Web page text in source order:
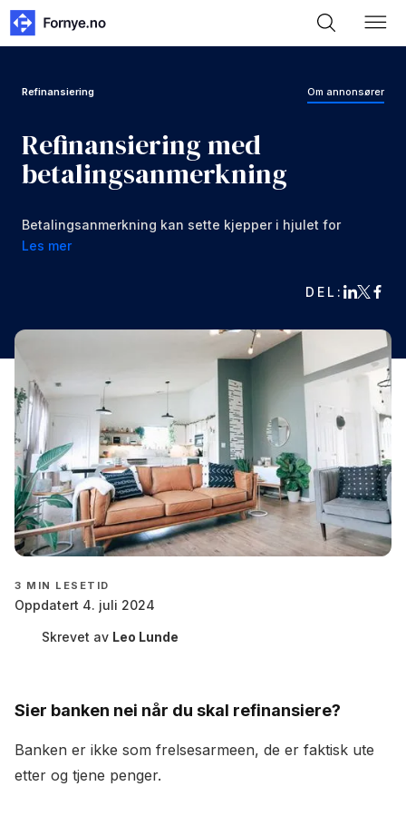
Refinansiering Om annonsører
Refinansiering med
betalingsanmerkning
Betalingsanmerkning kan sette kjepper i hjulet for
mange. Men vi forteller deg hvordan du kan få
Les mer
DEL:
3 MIN LESETID
Oppdatert 4. juli 2024
Skrevet av Leo Lunde
Sier banken nei når du skal refinansiere?
Banken er ikke som frelsesarmeen, de er faktisk ute
etter og tjene penger.